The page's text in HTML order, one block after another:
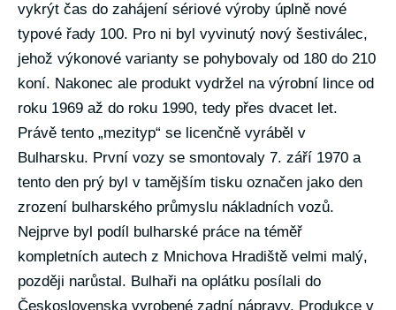
vykrýt čas do zahájení sériové výroby úplně nové
typové řady 100. Pro ni byl vyvinutý nový šestiválec,
jehož výkonové varianty se pohybovaly od 180 do 210
koní. Nakonec ale produkt vydržel na výrobní lince od
roku 1969 až do roku 1990, tedy přes dvacet let.
Právě tento „mezityp“ se licenčně vyráběl v
Bulharsku. První vozy se smontovaly 7. září 1970 a
tento den prý byl v tamějším tisku označen jako den
zrození bulharského průmyslu nákladních vozů.
Nejprve byl podíl bulharské práce na téměř
kompletních autech z Mnichova Hradiště velmi malý,
později narůstal. Bulhaři na oplátku posílali do
Československa vyrobené zadní nápravy. Produkce v